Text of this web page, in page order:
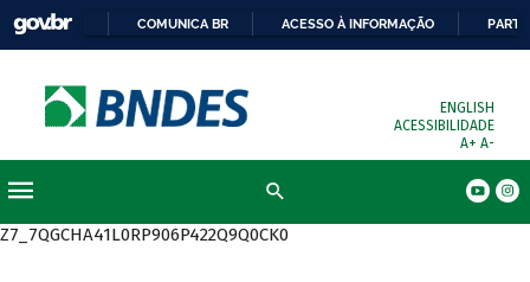
COMUNICA BR ACESSO À INFORMAÇÃO
ENGLISH
ACESSIBILIDADE
A+ A-
Z7_7QGCHA41L0RP906P422Q9Q0CK0